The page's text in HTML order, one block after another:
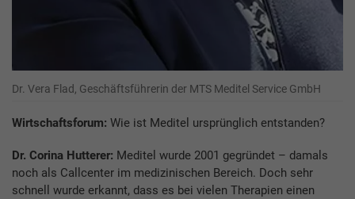
Dr. Vera Flad, Geschäftsführerin der MTS Meditel Service GmbH
Wirtschaftsforum: Wie ist Meditel ursprünglich entstanden?
Dr. Corina Hutterer: Meditel wurde 2001 gegründet – damals
noch als Callcenter im medizinischen Bereich. Doch sehr
schnell wurde erkannt, dass es bei vielen Therapien einen